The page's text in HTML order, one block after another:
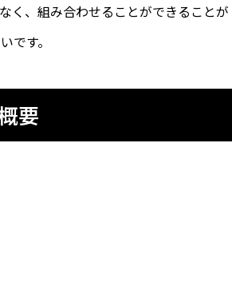
く、組み合わせることができることが
です。
要